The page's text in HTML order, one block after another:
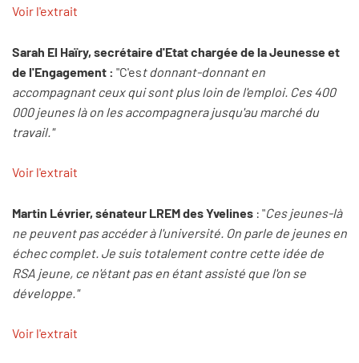
Voir l'extrait
Sarah El Haïry, secrétaire d'Etat chargée de la Jeunesse et
de l'Engagement : "C'est donnant-donnant en
accompagnant ceux qui sont plus loin de l'emploi. Ces 400
000 jeunes là on les accompagnera jusqu'au marché du
travail."
Voir l'extrait
Martin Lévrier, sénateur LREM des Yvelines : "Ces jeunes-là
ne peuvent pas accéder à l'université. On parle de jeunes en
échec complet. Je suis totalement contre cette idée de
RSA jeune, ce n'étant pas en étant assisté que l'on se
développe."
Voir l'extrait